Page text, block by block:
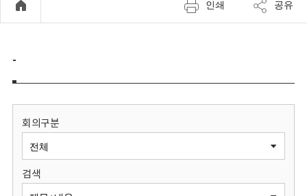
정
보
원
기
인쇄 공유
-
회의구분
검색